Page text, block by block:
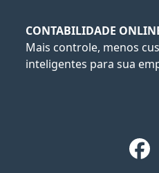
CONTABILIDADE
Mais controle, menos
inteligentes para sua